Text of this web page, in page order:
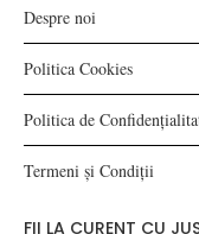
Despre noi
Politica Cookies
Politica de
Termeni și Condiții
FII LA CURENT CU